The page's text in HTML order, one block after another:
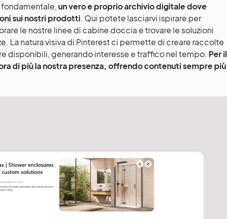
fondamentale,un vero e proprio archivio digitale dove
sui nostri prodotti. Qui potete lasciarvi ispirare per
le nostre linee di cabine doccia e trovare le soluzioni
La natura visiva di Pinterest ci permette di creare raccolte
disponibili, generando interesse e traffico nel tempo. Per il
di più la nostra presenza, offrendo contenuti sempre più